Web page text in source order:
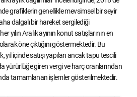
grafiklerin genellikle mevsimsel bir seyir
dalgalı bir hareket sergilediği
yılın Aralık ayının konut satışlarının en
öne çıktığını göstermektedir. Bu
içinde satışı yapılan ancak tapu tescili
yürürlüğe giren vergi ve harç oranlarından
tamamlanan işlemler gösterilmektedir.